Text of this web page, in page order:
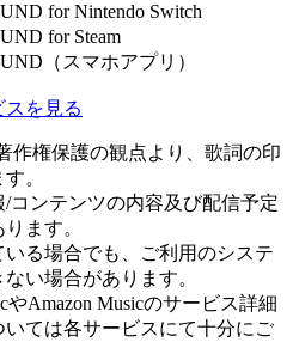
for Nintendo Switch
for Steam
（スマホアプリ）
を見る
作権保護の観点より、歌詞の印
。
コンテンツの内容及び配信予定
ます。
る場合でも、ご利用のシステ
い場合があります。
やAmazon Musicのサービス詳細
ては各サービスにて十分にご